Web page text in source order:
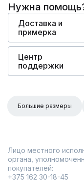
Нужна
Доставка и
примерка
Центр
поддержки
Большие размеры
Лицо местного
органа,
покупателей:
+375 162 30-18-45